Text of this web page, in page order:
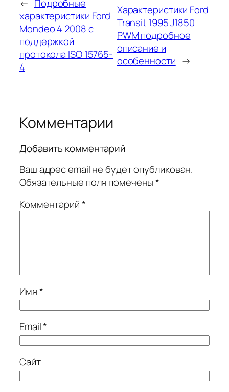
← Подробные
характеристики Ford
Mondeo 4 2008 с
поддержкой
протокола ISO 15765-
4
Характеристики Ford
Transit 1995 J1850
PWM подробное
описание и
особенности →
Комментарии
Добавить комментарий
Ваш адрес email не будет опубликован.
Обязательные поля помечены*
Комментарий*
Имя*
Email*
Сайт